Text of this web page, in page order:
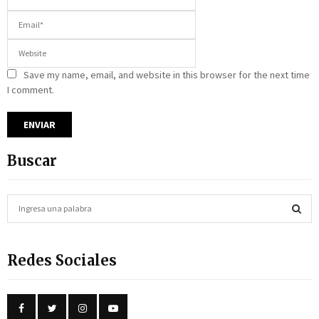
Save my name, email, and website in this browser for the next time
I comment.
Buscar
c
f
Redes Sociales